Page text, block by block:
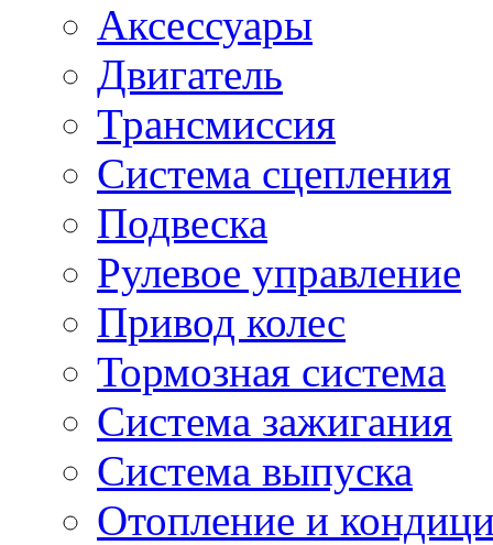
Аксессуары
Двигатель
Трансмиссия
Система сцепления
Подвеска
Рулевое управление
Привод колес
Тормозная система
Система зажигания
Система выпуска
Отопление и